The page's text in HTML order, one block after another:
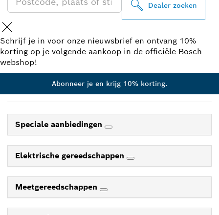
Dealer zoeken
Schrijf je in voor onze nieuwsbrief en ontvang 10%
korting op je volgende aankoop in de officiële Bosch
webshop!
Abonneer je en krijg 10% korting.
Speciale aanbiedingen
Elektrische gereedschappen
Meetgereedschappen